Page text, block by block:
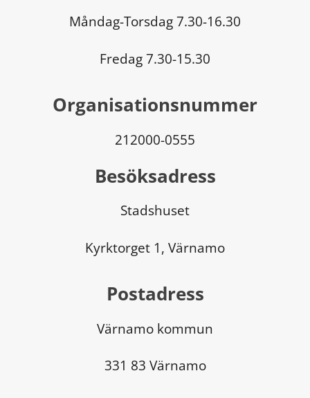
Måndag-Torsdag 7.30-16.30
Fredag 7.30-15.30
Organisationsnummer
212000-0555
Besöksadress
Stadshuset
Kyrktorget 1, Värnamo
Postadress
Värnamo kommun
331 83 Värnamo